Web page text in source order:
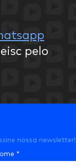
pelo
nossa newsletter!
*